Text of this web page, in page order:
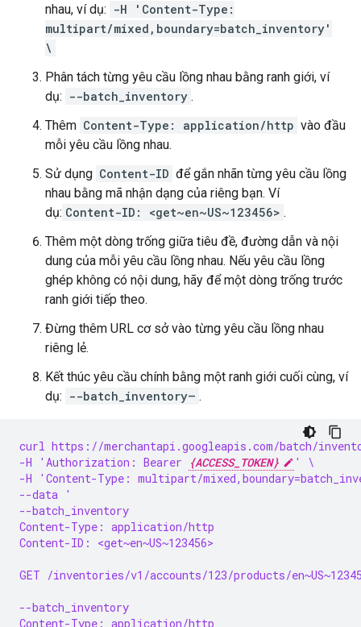
nhau, ví dụ: -H 'Content-Type:
multipart/mixed,boundary=batch_inventory'
\
Phân tách từng yêu cầu lồng nhau bằng ranh giới, ví
dụ: --batch_inventory .
Thêm Content-Type: application/http vào đầu
mỗi yêu cầu lồng nhau.
Sử dụng Content-ID để gắn nhãn từng yêu cầu lồng
nhau bằng mã nhận dạng của riêng bạn. Ví
dụ: Content-ID: <get~en~US~123456> .
Thêm một dòng trống giữa tiêu đề, đường dẫn và nội
dung của mỗi yêu cầu lồng nhau. Nếu yêu cầu lồng
ghép không có nội dung, hãy để một dòng trống trước
ranh giới tiếp theo.
Đừng thêm URL cơ sở vào từng yêu cầu lồng nhau
riêng lẻ.
Kết thúc yêu cầu chính bằng một ranh giới cuối cùng, ví
dụ: --batch_inventory– .
curl https://merchantapi.googleapis.com/batch/
-H 'Authorization: Bearer
{ACCESS_TOKEN}
' \
-H 'Content-Type: multipart/
--data '
--batch_inventory
Content-Type: application/http
Content-ID: <get~en~US~123456>
GET /inventories/v1/accounts/123/products/
--batch_inventory
Content-Type: application/http